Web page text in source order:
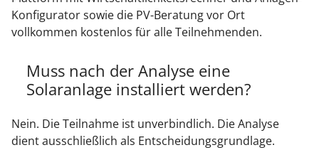
Konfigurator sowie die PV-Beratung vor Ort
vollkommen kostenlos für alle Teilnehmenden.
Muss nach der Analyse eine
Solaranlage installiert werden?
Nein. Die Teilnahme ist unverbindlich. Die Analyse
dient ausschließlich als Entscheidungsgrundlage.